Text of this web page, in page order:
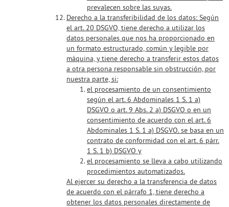
prevalecen sobre las suyas.
Derecho a la transferibilidad de los datos: Según
el art. 20 DSGVO, tiene derecho a utilizar los
datos personales que nos ha proporcionado en
un formato estructurado, común y legible por
máquina, y tiene derecho a transferir estos datos
a otra persona responsable sin obstrucción, por
nuestra parte, si:
el procesamiento de un consentimiento
según el art. 6 Abdominales 1 S. 1 a)
DSGVO o art. 9 Abs. 2 a) DSGVO o en un
consentimiento de acuerdo con el art. 6
Abdominales 1 S. 1 a) DSGVO. se basa en un
contrato de conformidad con el art. 6 párr.
1 S. 1 b) DSGVO y
el procesamiento se lleva a cabo utilizando
procedimientos automatizados.
Al ejercer su derecho a la transferencia de datos
de acuerdo con el párrafo 1, tiene derecho a
obtener los datos personales directamente de